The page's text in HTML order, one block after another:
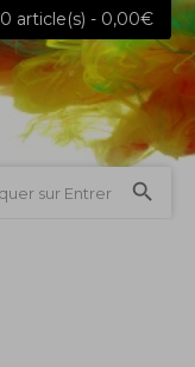
0 article(s) - 0,00€